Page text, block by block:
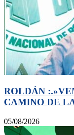
ROLDÁN
CAMINO DE
05/08/2026